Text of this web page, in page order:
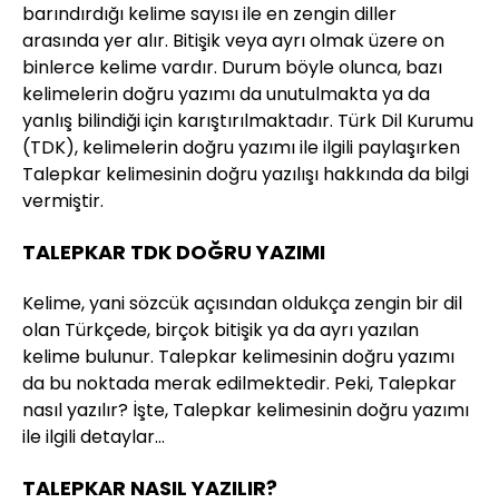
barındırdığı kelime sayısı ile en zengin diller
arasında yer alır. Bitişik veya ayrı olmak üzere on
binlerce kelime vardır. Durum böyle olunca, bazı
kelimelerin doğru yazımı da unutulmakta ya da
yanlış bilindiği için karıştırılmaktadır. Türk Dil Kurumu
(TDK), kelimelerin doğru yazımı ile ilgili paylaşırken
Talepkar kelimesinin doğru yazılışı hakkında da bilgi
vermiştir.
TALEPKAR TDK DOĞRU YAZIMI
Kelime, yani sözcük açısından oldukça zengin bir dil
olan Türkçede, birçok bitişik ya da ayrı yazılan
kelime bulunur. Talepkar kelimesinin doğru yazımı
da bu noktada merak edilmektedir. Peki, Talepkar
nasıl yazılır? İşte, Talepkar kelimesinin doğru yazımı
ile ilgili detaylar…
TALEPKAR NASIL YAZILIR?